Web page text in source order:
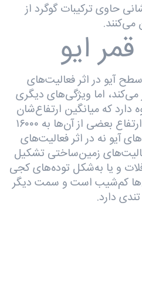
حاوی ترکیبات گوگرد از
می‌کنند.
ایو
آیو در اثر فعالیت‌های
اما ویژگی‌های دیگری
آیو حدود ۱۵۰ کوه دارد که میانگین ارتفاع‌شان
حدود ۶۴۰۰ متر است اما ارتفاع بعضی از آن‌ها به ۱۶۰۰۰
آیو نه در اثر فعالیت‌های
زمین‌ساختی تشکیل
و یا به‌شکل‌ توده‌های کجی
کم‌شیب است و سمت دیگر
دارد.